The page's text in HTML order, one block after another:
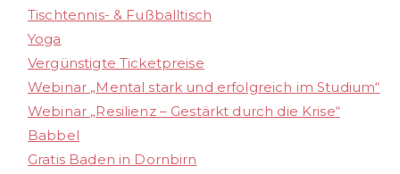
Tischtennis- & Fußballtisch
Yoga
Vergünstigte Ticketpreise
Webinar „Mental stark und erfolgreich im Studium“
Webinar „Resilienz – Gestärkt durch die Krise“
Babbel
Gratis Baden in Dornbirn